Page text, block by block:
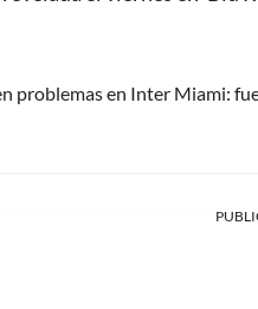
problemas en Inter Miami: